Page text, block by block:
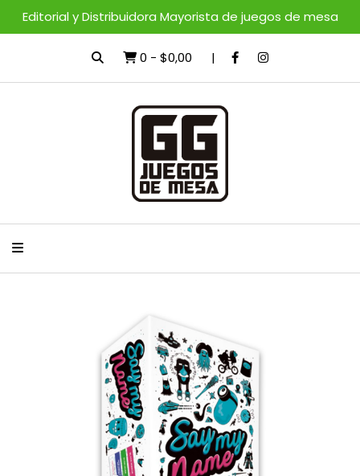
Editorial y Distribuidora Mayorista de juegos de mesa
0 - $0,00